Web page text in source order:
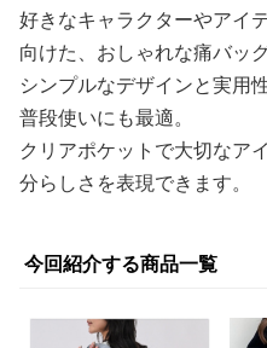
好きなキャラクターやアイ
向けた、おしゃれな痛バッ
シンプルなデザインと実用
普段使いにも最適。
クリアポケットで大切なア
分らしさを表現できます。
今回紹介する商品一覧